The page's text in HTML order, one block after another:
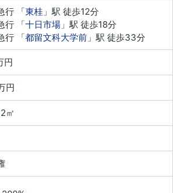
行 「東桂 」駅 徒歩12分
行 「十日市場 」駅 徒歩18分
行 「都留文科大学前 」駅 徒歩33分
円
円
㎡